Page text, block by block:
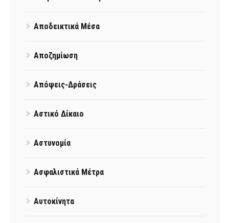
Αποδεικτικά Μέσα
Αποζημίωση
Απόψεις-Δράσεις
Αστικό Δίκαιο
Αστυνομία
Ασφαλιστικά Μέτρα
Αυτοκίνητα